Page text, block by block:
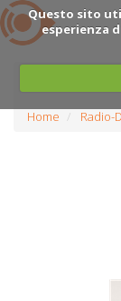
Questo sito
esperienza
Home Radio-